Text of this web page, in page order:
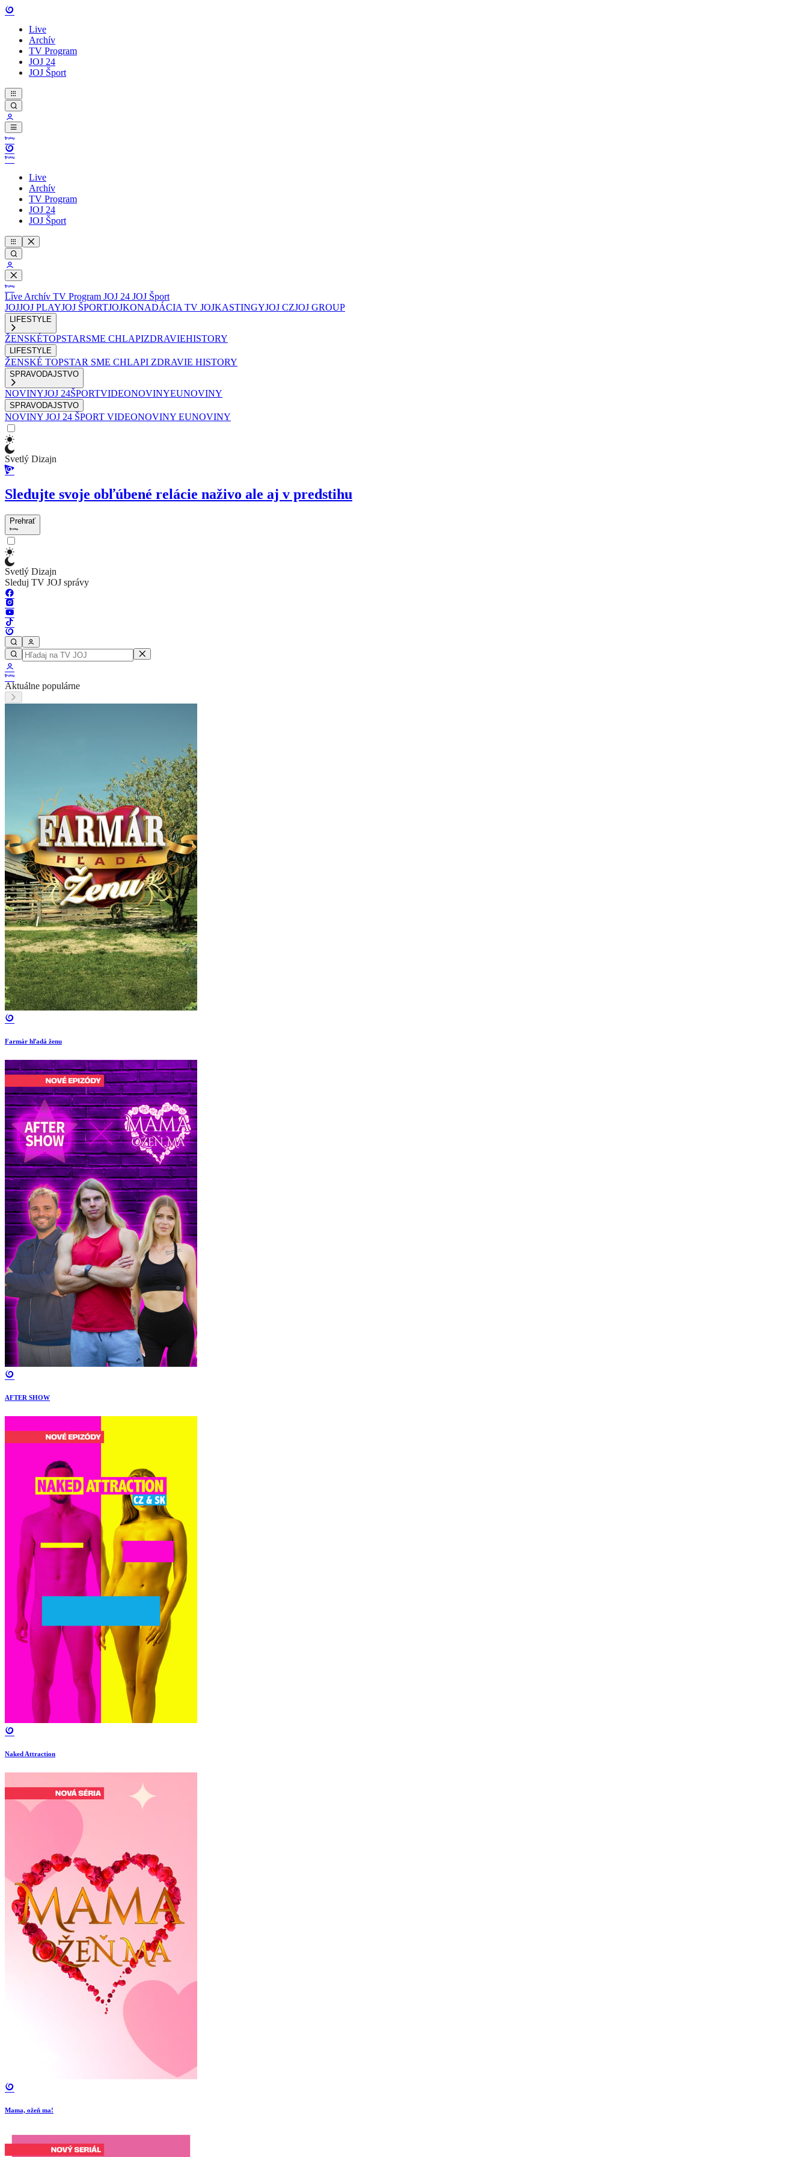
Live
Archív
TV Program
JOJ 24
JOJ Šport
Live
Archív
TV Program
JOJ 24
JOJ Šport
Live Archív TV Program JOJ 24 JOJ Šport
JOJJOJ PLAYJOJ ŠPORTJOJKONADÁCIA TV JOJKASTINGYJOJ CZJOJ GROUP
LIFESTYLE
ŽENSKÉTOPSTARSME CHLAPIZDRAVIEHISTORY
LIFESTYLE
ŽENSKÉ TOPSTAR SME CHLAPI ZDRAVIE HISTORY
SPRAVODAJSTVO
NOVINYJOJ 24ŠPORTVIDEONOVINYEUNOVINY
SPRAVODAJSTVO
NOVINY JOJ 24 ŠPORT VIDEONOVINY EUNOVINY
Svetlý Dizajn
Sledujte svoje obľúbené relácie naživo ale aj v predstihu
Prehrať
Svetlý Dizajn
Sleduj TV JOJ správy
Aktuálne populárne
Farmár hľadá ženu
AFTER SHOW
Naked Attraction
Mama, ožeň ma!